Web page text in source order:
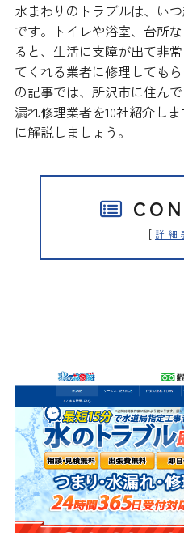
水まわりのトラブルは、い
です。トイレや浴室、台所
ると、生活に支障が出て非
てくれる業者に修理しても
の記事では、所沢市に住ん
漏れ修理業者を10社紹介し
に解説しましょう。
[ 詳細